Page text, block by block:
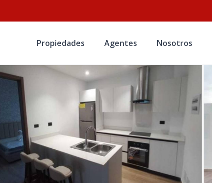
Propiedades Agentes Nosotros